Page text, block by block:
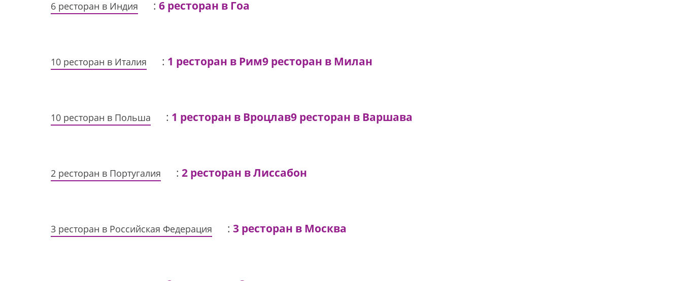
6 ресторан в Индия :6 ресторан в Гоа
10 ресторан в Италия : 1 ресторан в Рим9 ресторан в Милан
10 ресторан в Польша : 1 ресторан в Вроцлав9 ресторан в Варшава
2 ресторан в Португалия :2 ресторан в Лиссабон
3 ресторан в Российская Федерация :3 ресторан в Москва